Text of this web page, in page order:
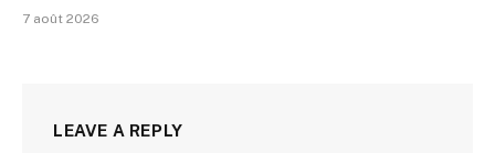
7 août 2026
LEAVE A REPLY